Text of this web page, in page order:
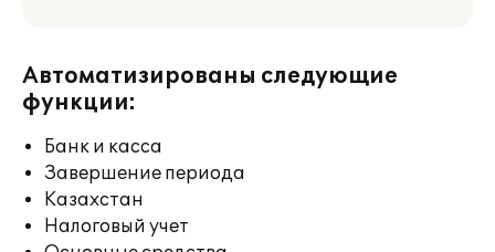
Автоматизированы следующие
функции:
Банк и касса
Завершение периода
Казахстан
Налоговый учет